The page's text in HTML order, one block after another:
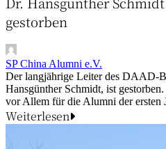
gestorben
SP China Alumni e.V.
Der langjährige Leiter des DAAD-
Hansgünther Schmidt, ist
vor Allem für die Alumni der ersten
Weiterlesen